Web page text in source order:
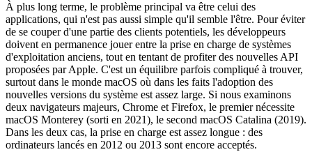
À plus long terme, le problème principal va être celui des
applications, qui n'est pas aussi simple qu'il semble l'être. Pour éviter
de se couper d'une partie des clients potentiels, les développeurs
doivent en permanence jouer entre la prise en charge de systèmes
d'exploitation anciens, tout en tentant de profiter des nouvelles API
proposées par Apple. C'est un équilibre parfois compliqué à trouver,
surtout dans le monde macOS où dans les faits l'adoption des
nouvelles versions du système est assez large. Si nous examinons
deux navigateurs majeurs, Chrome et Firefox, le premier nécessite
macOS Monterey (sorti en 2021), le second macOS Catalina (2019).
Dans les deux cas, la prise en charge est assez longue : des
ordinateurs lancés en 2012 ou 2013 sont encore acceptés.